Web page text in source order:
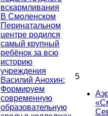
вскармливания
В Смоленском
Перинатальном
центре родился
самый крупный
ребёнок за всю
историю
учреждения
Василий Анохин:
Формируем
современную
образовательную
5